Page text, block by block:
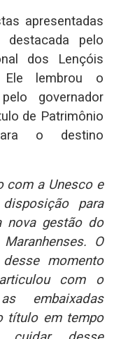
apresentadas
pelo
dos Lençóis
Ele lembrou o
governador
de Patrimônio
o destino
com a Unesco e
para
nova gestão do
O
momento
com o
embaixadas
título em tempo